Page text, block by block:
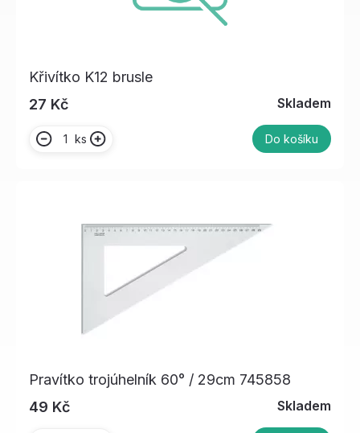
Křivítko K12 brusle
27 Kč
Skladem
ks Do košíku
Pravítko trojúhelník 60° / 29cm 745858
49 Kč
Skladem